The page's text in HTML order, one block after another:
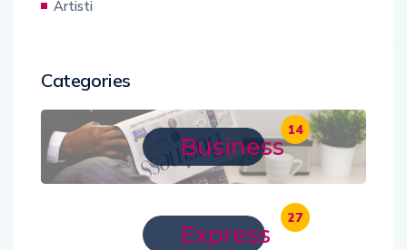
Artisti
Categories
Business
14
Express
27